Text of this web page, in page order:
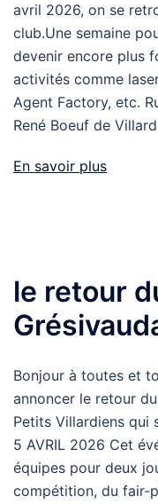
avril 2026, on se
club.Une semaine
devenir encore plus
activités comme
Agent Factory, etc.
René Boeuf de
En savoir plus
le retour
Bonjour à toutes et
annoncer le retour
Petits Villardiens qui
5 AVRIL 2026 Cet
équipes pour deux
compétition, du fair-